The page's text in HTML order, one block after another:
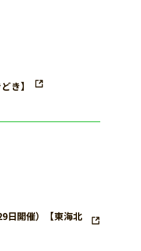
き】
日開催）【東海北